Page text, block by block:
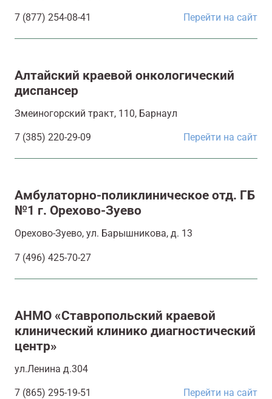
7 (877) 254-08-41 Перейти на сайт
Алтайский краевой онкологический
диспансер
Змеиногорский тракт, 110, Барнаул
7 (385) 220-29-09 Перейти на сайт
Амбулаторно-поликлиническое отд. ГБ
№1 г. Орехово-Зуево
Орехово-Зуево, ул. Барышникова, д. 13
7 (496) 425-70-27
АНМО «Ставропольский краевой
клинический клинико диагностический
центр»
ул.Ленина д.304
7 (865) 295-19-51 Перейти на сайт